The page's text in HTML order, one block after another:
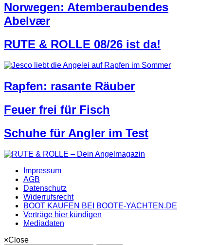
Norwegen: Atemberaubendes
Abelvær
RUTE & ROLLE 08/26 ist da!
Rapfen: rasante Räuber
Feuer frei für Fisch
Schuhe für Angler im Test
Impressum
AGB
Datenschutz
Widerrufsrecht
BOOT KAUFEN BEI BOOTE-YACHTEN.DE
Verträge hier kündigen
Mediadaten
×Close